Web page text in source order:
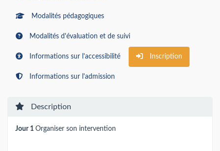
Modalités pédagogiques
Modalités d'évaluation et de suivi
Informations sur l'accessibilité Inscription
Informations sur l'admission
Description
Jour 1 Organiser son intervention